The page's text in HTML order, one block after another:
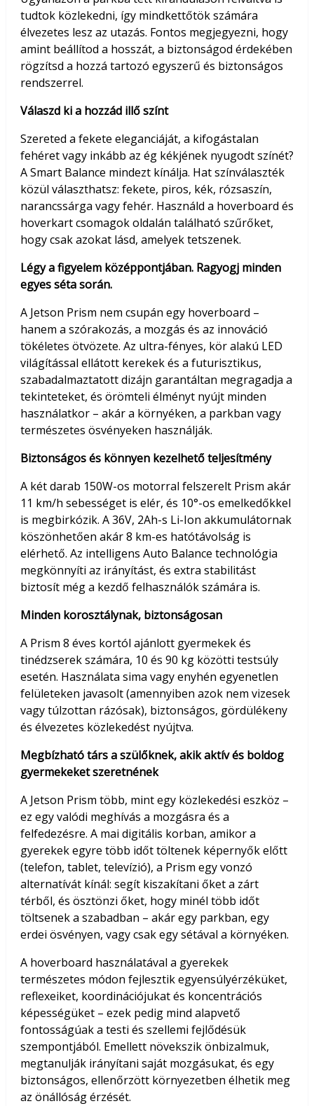
tudtok közlekedni, így mindkettőtök számára
élvezetes lesz az utazás. Fontos megjegyezni, hogy
amint beállítod a hosszát, a biztonságod érdekében
rögzítsd a hozzá tartozó egyszerű és biztonságos
rendszerrel.
Válaszd ki a hozzád illő színt
Szereted a fekete eleganciáját, a kifogástalan
fehéret vagy inkább az ég kékjének nyugodt színét?
A Smart Balance mindezt kínálja. Hat színválaszték
közül választhatsz: fekete, piros, kék, rózsaszín,
narancssárga vagy fehér. Használd a hoverboard és
hoverkart csomagok oldalán található szűrőket,
hogy csak azokat lásd, amelyek tetszenek.
Légy a figyelem középpontjában. Ragyogj minden
egyes séta során.
A Jetson Prism nem csupán egy hoverboard –
hanem a szórakozás, a mozgás és az innováció
tökéletes ötvözete. Az ultra-fényes, kör alakú LED
világítással ellátott kerekek és a futurisztikus,
szabadalmaztatott dizájn garantáltan megragadja a
tekinteteket, és örömteli élményt nyújt minden
használatkor – akár a környéken, a parkban vagy
természetes ösvényeken használják.
Biztonságos és könnyen kezelhető teljesítmény
A két darab 150W-os motorral felszerelt Prism akár
11 km/h sebességet is elér, és 10°-os emelkedőkkel
is megbirkózik. A 36V, 2Ah-s Li-Ion akkumulátornak
köszönhetően akár 8 km-es hatótávolság is
elérhető. Az intelligens Auto Balance technológia
megkönnyíti az irányítást, és extra stabilitást
biztosít még a kezdő felhasználók számára is.
Minden korosztálynak, biztonságosan
A Prism 8 éves kortól ajánlott gyermekek és
tinédzserek számára, 10 és 90 kg közötti testsúly
esetén. Használata sima vagy enyhén egyenetlen
felületeken javasolt (amennyiben azok nem vizesek
vagy túlzottan rázósak), biztonságos, gördülékeny
és élvezetes közlekedést nyújtva.
Megbízható társ a szülőknek, akik aktív és boldog
gyermekeket szeretnének
A Jetson Prism több, mint egy közlekedési eszköz –
ez egy valódi meghívás a mozgásra és a
felfedezésre. A mai digitális korban, amikor a
gyerekek egyre több időt töltenek képernyők előtt
(telefon, tablet, televízió), a Prism egy vonzó
alternatívát kínál: segít kiszakítani őket a zárt
térből, és ösztönzi őket, hogy minél több időt
töltsenek a szabadban – akár egy parkban, egy
erdei ösvényen, vagy csak egy sétával a környéken.
A hoverboard használatával a gyerekek
természetes módon fejlesztik egyensúlyérzéküket,
reflexeiket, koordinációjukat és koncentrációs
képességüket – ezek pedig mind alapvető
fontosságúak a testi és szellemi fejlődésük
szempontjából. Emellett növekszik önbizalmuk,
megtanulják irányítani saját mozgásukat, és egy
biztonságos, ellenőrzött környezetben élhetik meg
az önállóság érzését.